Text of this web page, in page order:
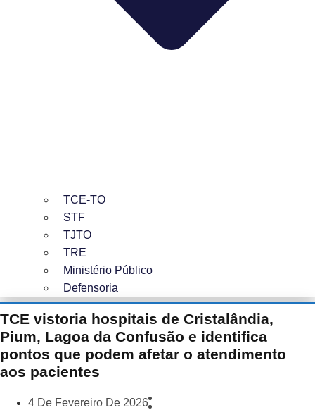
TCE-TO
STF
TJTO
TRE
Ministério Público
Defensoria
TCE vistoria hospitais de Cristalândia,
Pium, Lagoa da Confusão e identifica
pontos que podem afetar o atendimento
aos pacientes
4 De Fevereiro De 2026